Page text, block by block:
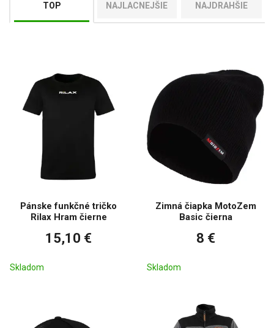
TOP NAJLACNEJŠIE NAJDRAHŠIE
Pánske funkčné tričko
Rilax Hram čierne
15,10 €
Skladom
Zimná čiapka MotoZem
Basic čierna
8 €
Skladom